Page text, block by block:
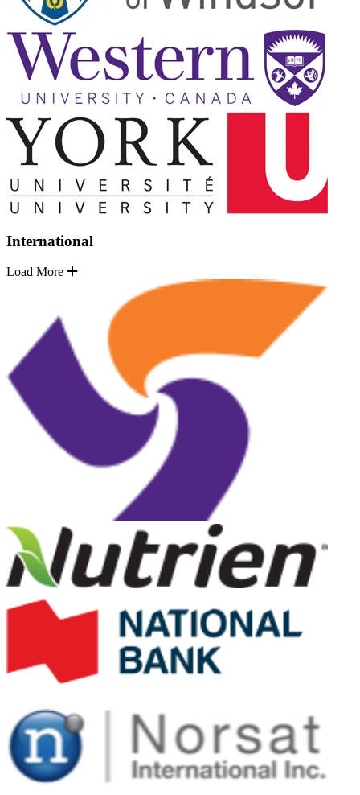
International
Load More